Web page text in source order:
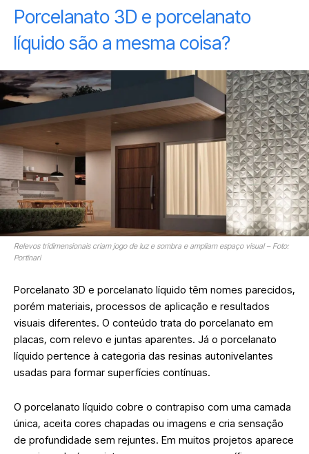
Porcelanato 3D e porcelanato
líquido são a mesma coisa?
Relevos tridimensionais criam jogo de luz e sombra e ampliam espaço visual – Foto:
Portinari
Porcelanato 3D e porcelanato líquido têm nomes parecidos,
porém materiais, processos de aplicação e resultados
visuais diferentes. O conteúdo trata do porcelanato em
placas, com relevo e juntas aparentes. Já o porcelanato
líquido pertence à categoria das resinas autonivelantes
usadas para formar superfícies contínuas.
O porcelanato líquido cobre o contrapiso com uma camada
única, aceita cores chapadas ou imagens e cria sensação
de profundidade sem rejuntes. Em muitos projetos aparece